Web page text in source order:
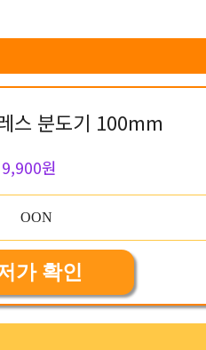
스 분도기 100mm
9,900원
가 확인